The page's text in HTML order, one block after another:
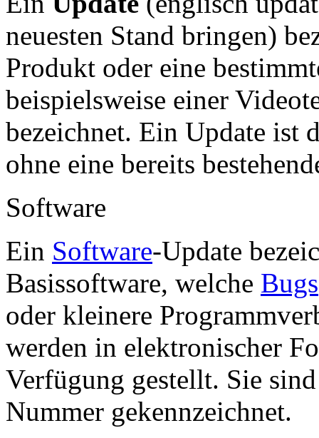
neuesten Stand bringen)
Produkt oder eine
beispielsweise einer
bezeichnet. Ein Update ist
ohne eine bereits
Software
Ein Software-Update
Basissoftware, welche Bugs
oder kleinere
werden in elektronischer
Verfügung gestellt. Sie
Nummer gekennzeichnet.